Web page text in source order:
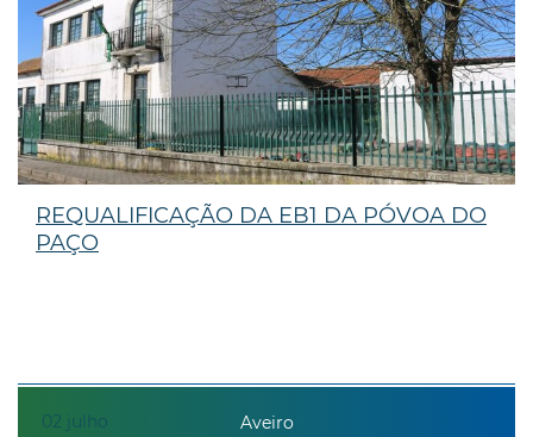
02 julho
REQUALIFICAÇÃO DA EB1 DA PÓVOA DO
PAÇO
Aveiro